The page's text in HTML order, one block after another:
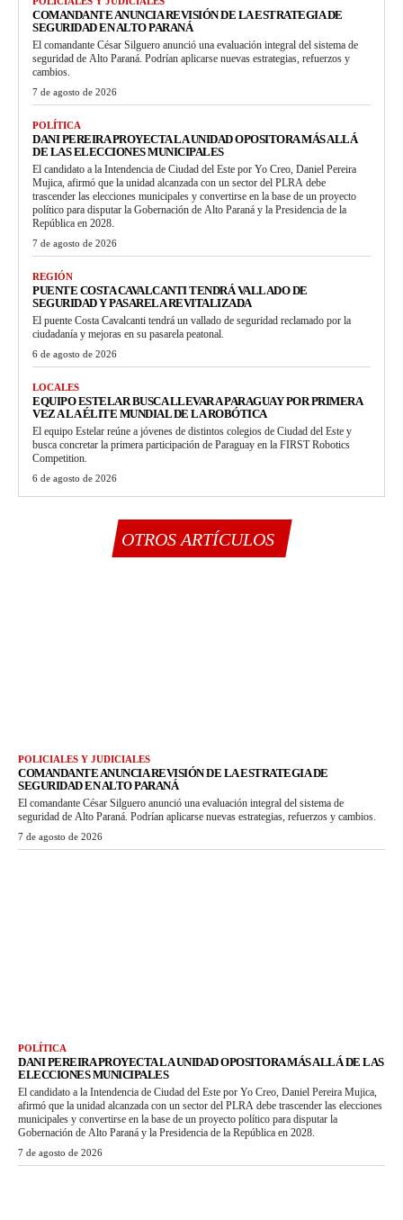
COMANDANTE ANUNCIA REVISIÓN DE LA ESTRATEGIA DE
SEGURIDAD EN ALTO PARANÁ
El comandante César Silguero anunció una evaluación integral del sistema de
seguridad de Alto Paraná. Podrían aplicarse nuevas estrategias, refuerzos y
cambios.
7 de agosto de 2026
POLÍTICA
DANI PEREIRA PROYECTA LA UNIDAD OPOSITORA MÁS ALLÁ
DE LAS ELECCIONES MUNICIPALES
El candidato a la Intendencia de Ciudad del Este por Yo Creo, Daniel Pereira
Mujica, afirmó que la unidad alcanzada con un sector del PLRA debe
trascender las elecciones municipales y convertirse en la base de un proyecto
político para disputar la Gobernación de Alto Paraná y la Presidencia de la
República en 2028.
7 de agosto de 2026
REGIÓN
PUENTE COSTA CAVALCANTI TENDRÁ VALLADO DE
SEGURIDAD Y PASARELA REVITALIZADA
El puente Costa Cavalcanti tendrá un vallado de seguridad reclamado por la
ciudadanía y mejoras en su pasarela peatonal.
6 de agosto de 2026
LOCALES
EQUIPO ESTELAR BUSCA LLEVAR A PARAGUAY POR PRIMERA
VEZ A LA ÉLITE MUNDIAL DE LA ROBÓTICA
El equipo Estelar reúne a jóvenes de distintos colegios de Ciudad del Este y
busca concretar la primera participación de Paraguay en la FIRST Robotics
Competition.
6 de agosto de 2026
OTROS ARTÍCULOS
POLICIALES Y JUDICIALES
COMANDANTE ANUNCIA REVISIÓN DE LA ESTRATEGIA DE
SEGURIDAD EN ALTO PARANÁ
El comandante César Silguero anunció una evaluación integral del sistema de
seguridad de Alto Paraná. Podrían aplicarse nuevas estrategias, refuerzos y cambios.
7 de agosto de 2026
POLÍTICA
DANI PEREIRA PROYECTA LA UNIDAD OPOSITORA MÁS ALLÁ DE LAS
ELECCIONES MUNICIPALES
El candidato a la Intendencia de Ciudad del Este por Yo Creo, Daniel Pereira Mujica,
afirmó que la unidad alcanzada con un sector del PLRA debe trascender las elecciones
municipales y convertirse en la base de un proyecto político para disputar la
Gobernación de Alto Paraná y la Presidencia de la República en 2028.
7 de agosto de 2026